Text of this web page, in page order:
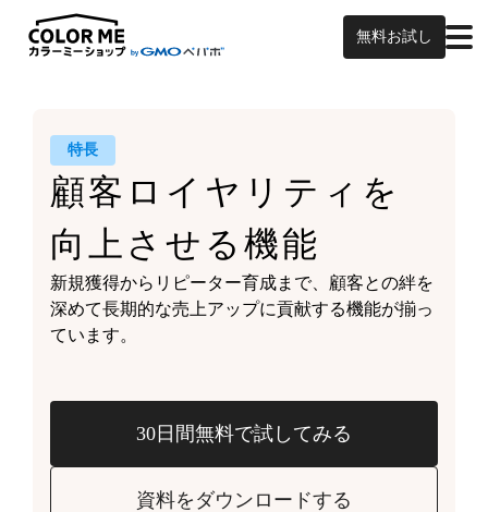
無料お試し
特長
顧客ロイヤリティを
向上させる機能
新規獲得からリピーター育成まで、 顧客との絆を
深めて長期的な売上アップに貢献する機能が揃っ
ています。
30日間無料で試してみる
資料をダウンロードする